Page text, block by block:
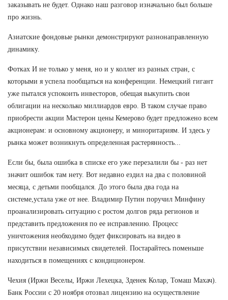
заказывать не будет. Однако наш разговор изначально был больше
про жизнь.
Азиатские фондовые рынки демонстрируют разнонаправленную
динамику.
Фотках И не только у меня, но и у коллег из разных стран, с
которыми я успела пообщаться на конференции. Немецкий гигант
уже пытался успокоить инвесторов, обещая выкупить свои
облигации на несколько миллиардов евро. В таком случае право
приобрести акции Мастерон цены Кемерово будет предложено всем
акционерам: и основному акционеру, и миноритариям. И здесь у
рынка может возникнуть определенная растерянность...
Если бы, была ошибка в списке его уже перезалили бы - раз нет
значит ошибок там нету. Вот недавно ездил на два с половиной
месяца, с детьми пообщался. До этого была два года на
системе,устала уже от нее. Владимир Путин поручил Минфину
проанализировать ситуацию с ростом долгов ряда регионов и
представить предложения по ее исправлению. Процесс
уничтожения необходимо будет фиксировать на видео в
присутствии независимых свидетелей. Постарайтесь поменьше
находиться в помещениях с кондиционером.
Чехия (Иржи Веселы, Иржи Лехецка, Зденек Колар, Томаш Махач).
Банк России с 20 ноября отозвал лицензию на осуществление